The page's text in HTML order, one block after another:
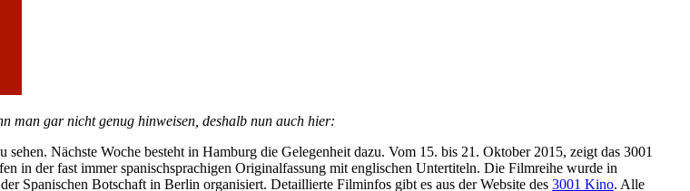
man gar nicht genug hinweisen, deshalb nun auch hier:
Nächste Woche besteht in Hamburg die Gelegenheit dazu. Vom 15. bis 21. Oktober 2015, zeigt das 3001
in der fast immer spanischsprachigen Originalfassung mit englischen Untertiteln. Die Filmreihe wurde in
Spanischen Botschaft in Berlin organisiert. Detaillierte Filminfos gibt es aus der Website des 3001 Kino. Alle